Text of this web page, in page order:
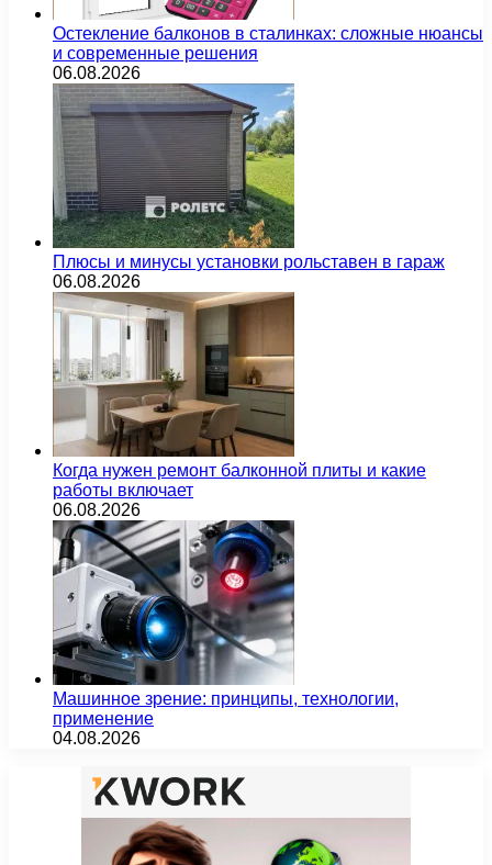
Остекление балконов в сталинках: сложные нюансы
и современные решения
06.08.2026
Плюсы и минусы установки рольставен в гараж
06.08.2026
Когда нужен ремонт балконной плиты и какие
работы включает
06.08.2026
Машинное зрение: принципы, технологии,
применение
04.08.2026